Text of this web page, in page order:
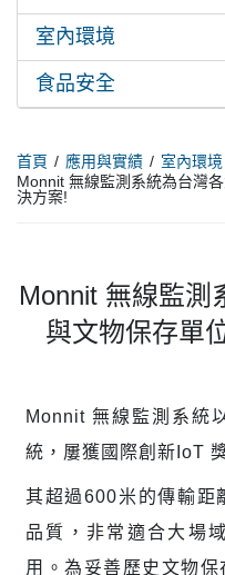
室內環境
食品安全
首頁 應用與實績
室內環境
Monnit 無線監測系統為台灣
決方案!
Monnit 無線監測
與文物保存單
Monnit 無線監測系統
統，屢獲國際創新IoT
其超過600米的傳輸距
品質，非常適合大場
用。為妥善歷史文物